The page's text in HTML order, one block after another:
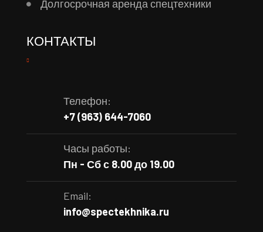
Долгосрочная аренда спецтехники
КОНТАКТЫ
Телефон:
+7 (963) 644-7060
Часы работы:
Пн - Сб с 8.00 до 19.00
Email:
info@spectekhnika.ru